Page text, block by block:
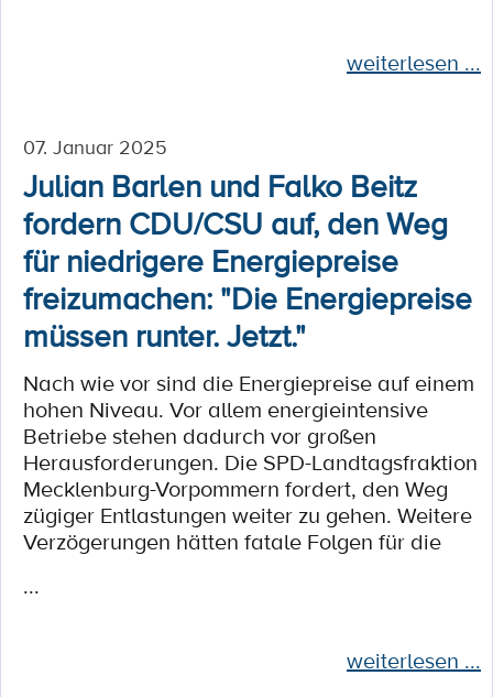
weiterlesen ...
07. Januar 2025
Julian Barlen und Falko Beitz
fordern CDU/CSU auf, den Weg
für niedrigere Energiepreise
freizumachen: "Die Energiepreise
müssen runter. Jetzt."
Nach wie vor sind die Energiepreise auf einem
hohen Niveau. Vor allem energieintensive
Betriebe stehen dadurch vor großen
Herausforderungen. Die SPD-Landtagsfraktion
Mecklenburg-Vorpommern fordert, den Weg
zügiger Entlastungen weiter zu gehen. Weitere
Verzögerungen hätten fatale Folgen für die
...
weiterlesen ...